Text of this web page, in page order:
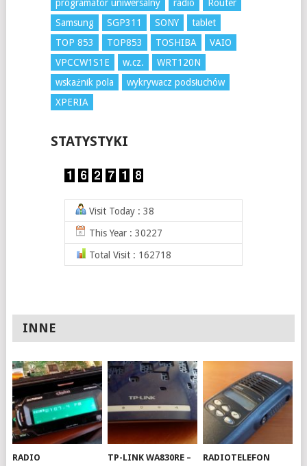
programator uniwersalny
radio
Router
Samsung
SGP311 SONY
tablet
TOP 853
TOP853 TOSHIBA
VAIO
VPCCW1S1E
w.cz.
WRT120N
wskaźnik pola
wykrywacz podsłuchów
XPERIA
STATYSTYKI
Visit Today : 38
This Year : 30227
Total Visit : 162718
INNE
RADIO TP-LINK WA830RE – RADIOTELEFON